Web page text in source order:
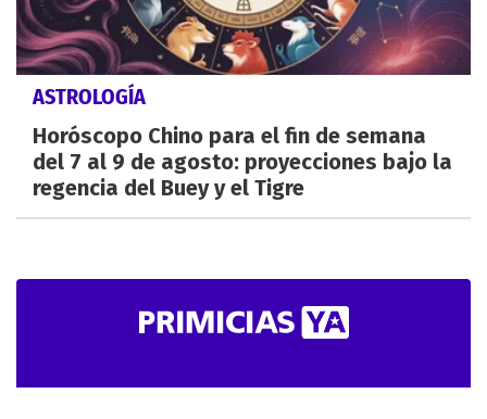
ASTROLOGÍA
Horóscopo Chino para el fin de semana
del 7 al 9 de agosto: proyecciones bajo la
regencia del Buey y el Tigre